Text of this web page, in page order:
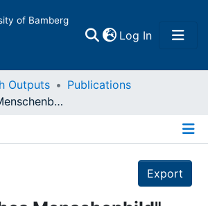
of Bamberg
Log In(current)
Outputs
Publications
"Christliches Menschenbild" zwischen Moraldiskurs und sittlicher Praxis
Export